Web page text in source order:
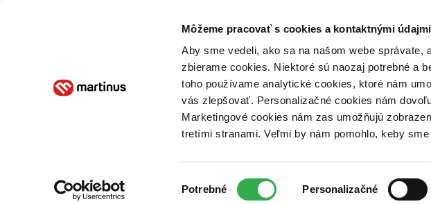
Môžeme pracovať s cookies a kontaktnými
Aby sme vedeli, ako sa na našom webe správate,
zbierame cookies. Niektoré sú naozaj potrebné a
toho používame analytické cookies, ktoré nám
vás zlepšovať. Personalizačné cookies nám
Marketingové cookies nám zas umožňujú
tretími stranami. Veľmi by nám pomohlo, keby
súhlasu
Potrebné Personalizačné
Poukážky Kontakt